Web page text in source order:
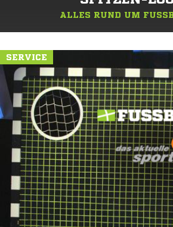
ALLES RUND UM
SERVICE